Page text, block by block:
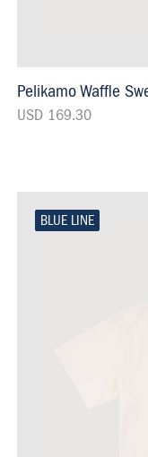
Pelikamo Waffle
USD 169.30
BLUE LINE